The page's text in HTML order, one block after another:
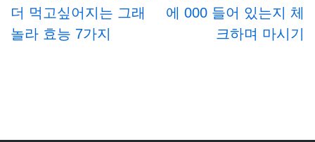
더 먹고싶어지는 그래
놀라 효능 7가지
에 000 들어 있는지 체
크하며 마시기